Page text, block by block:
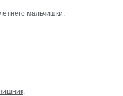
мальчишки.
,